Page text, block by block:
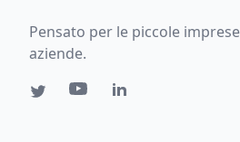
Pensato per le piccole
aziende.